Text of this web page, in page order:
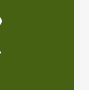
UKSW
UKSW